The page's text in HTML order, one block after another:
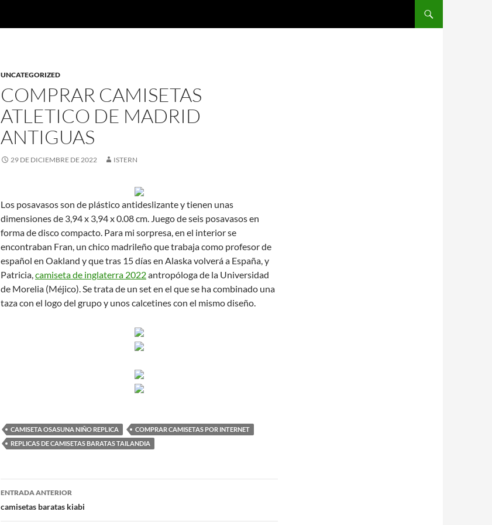
UNCATEGORIZED
COMPRAR CAMISETAS
ATLETICO DE MADRID
ANTIGUAS
29 DE DICIEMBRE DE 2022 ISTERN
Los posavasos son de plástico antideslizante y tienen unas
dimensiones de 3,94 x 3,94 x 0.08 cm. Juego de seis posavasos en
forma de disco compacto. Para mi sorpresa, en el interior se
encontraban Fran, un chico madrileño que trabaja como profesor de
español en Oakland y que tras 15 días en Alaska volverá a España, y
Patricia,camiseta de inglaterra 2022antropóloga de la Universidad
de Morelia (Méjico). Se trata de un set en el que se ha combinado una
taza con el logo del grupo y unos calcetines con el mismo diseño.
CAMISETA OSASUNA NIÑO REPLICA
COMPRAR CAMISETAS POR INTERNET
REPLICAS DE CAMISETAS BARATAS TAILANDIA
Navegación
de
ENTRADA ANTERIOR
camisetas baratas kiabi